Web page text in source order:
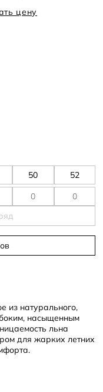
цену
50 52
из натурального,
насыщенным
льна
для жарких летних